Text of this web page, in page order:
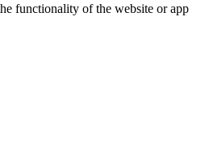
functionality of the website or app